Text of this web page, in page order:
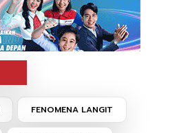
FENOMENA LANGIT